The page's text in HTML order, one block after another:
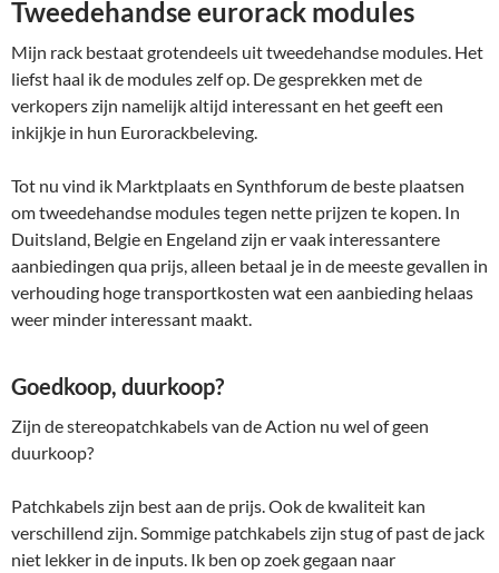
Tweedehandse eurorack modules
Mijn rack bestaat grotendeels uit tweedehandse modules. Het
liefst haal ik de modules zelf op. De gesprekken met de
verkopers zijn namelijk altijd interessant en het geeft een
inkijkje in hun Eurorackbeleving.
Tot nu vind ik Marktplaats en Synthforum de beste plaatsen
om tweedehandse modules tegen nette prijzen te kopen. In
Duitsland, Belgie en Engeland zijn er vaak interessantere
aanbiedingen qua prijs, alleen betaal je in de meeste gevallen in
verhouding hoge transportkosten wat een aanbieding helaas
weer minder interessant maakt.
Goedkoop, duurkoop?
Zijn de stereopatchkabels van de Action nu wel of geen
duurkoop?
Patchkabels zijn best aan de prijs. Ook de kwaliteit kan
verschillend zijn. Sommige patchkabels zijn stug of past de jack
niet lekker in de inputs. Ik ben op zoek gegaan naar